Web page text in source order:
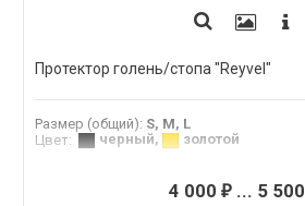
Протектор голень/стопа "Reyvel"
Размер (общий): S, M, L
Цвет: черный, золотой
4 000 ₽... 5 500